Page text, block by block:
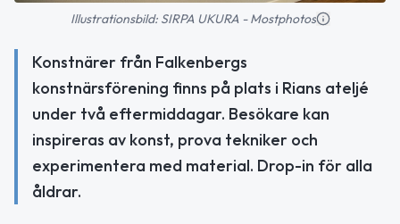
Illustrationsbild: SIRPA UKURA - Mostphotos
Konstnärer från Falkenbergs
konstnärsförening finns på plats i Rians ateljé
under två eftermiddagar. Besökare kan
inspireras av konst, prova tekniker och
experimentera med material. Drop-in för alla
åldrar.